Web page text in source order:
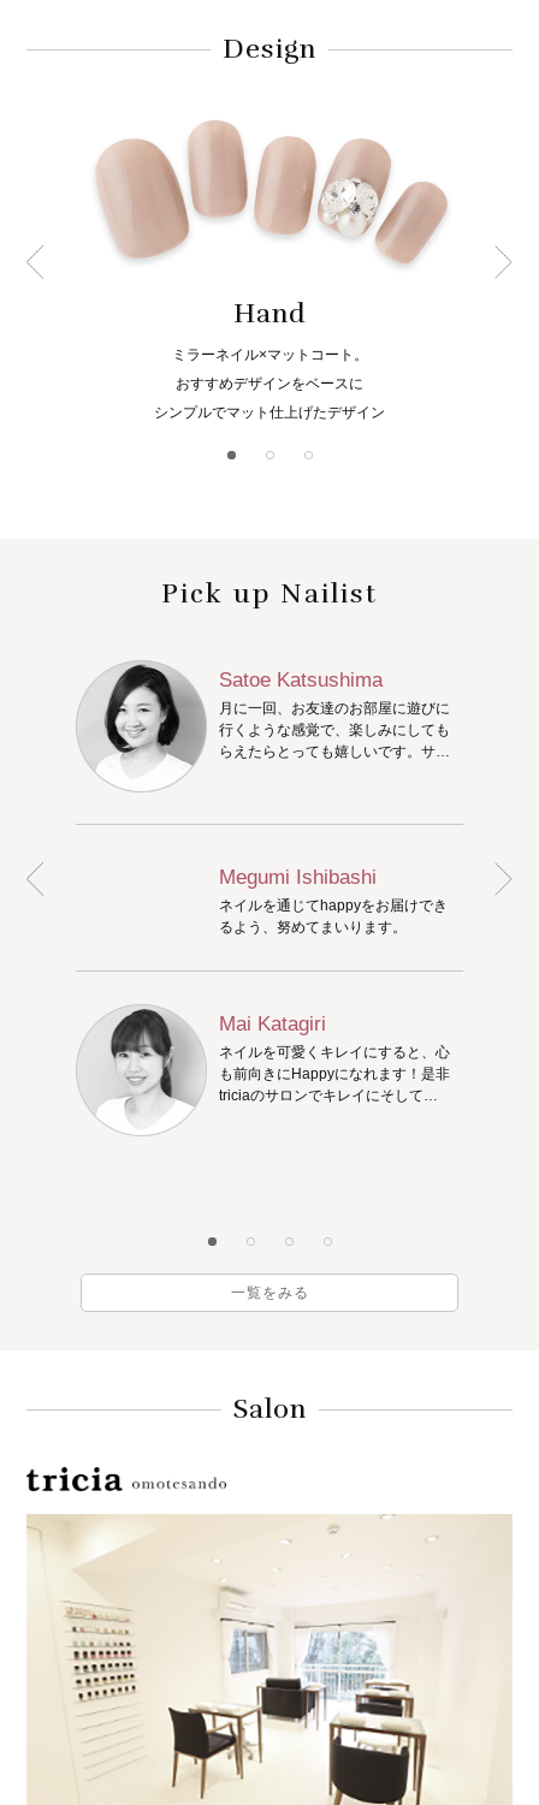
Design
Hand
ミラーネイル×マットコート。
おすすめデザインをベースに
シンプルでマット仕上げたデザイン
Pick up Nailist
Satoe Katsushima
月に一回、お友達のお部屋に遊びに
行くような感覚で、楽しみにしても
らえたらとっても嬉しいです。サン
Megumi Ishibashi
ネイルを通じてhappyをお届けでき
るよう、努めてまいります。
Mai Katagiri
ネイルを可愛くキレイにすると、心
も前向きにHappyになれます！是非
triciaのサロンでキレイにそして
一覧をみる
Salon